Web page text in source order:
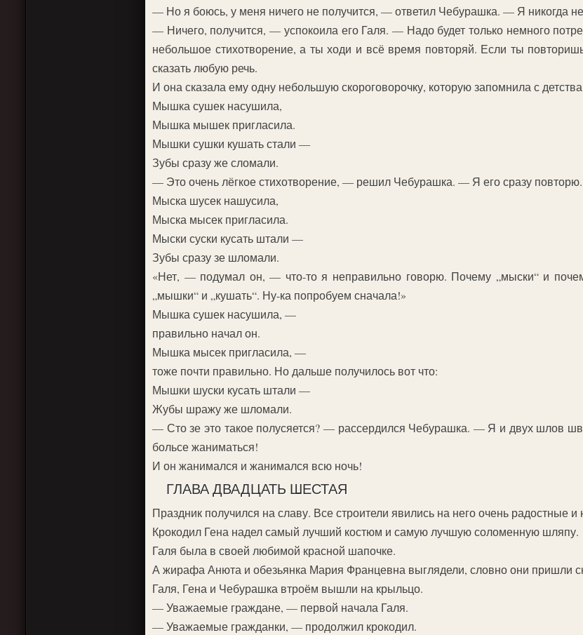
— Но я боюсь, у меня ничего не получится, — ответил Чебурашка. — Я никогда
— Ничего, получится, — успокоила его Галя. — Надо будет только немного
небольшое стихотворение, а ты ходи и всё время повторяй. Если ты
сказать любую речь.
И она сказала ему одну небольшую скороговорочку, которую запомнила с
Мышка сушек насушила,
Мышка мышек пригласила.
Мышки сушки кушать стали —
Зубы сразу же сломали.
— Это очень лёгкое стихотворение, — решил Чебурашка. — Я его сразу
Мыска шусек нашусила,
Мыска мысек пригласила.
Мыски суски кусать штали —
Зубы сразу зе шломали.
«Нет, — подумал он, — что-то я неправильно говорю. Почему „мыски“ и
„мышки“ и „кушать“. Ну-ка попробуем сначала!»
Мышка сушек насушила, —
правильно начал он.
Мышка мысек пригласила, —
тоже почти правильно. Но дальше получилось вот что:
Мышки шуски кусать штали —
Жубы шражу же шломали.
— Сто зе это такое полусяется? — рассердился Чебурашка. — Я и двух шлов
больсе жаниматься!
И он жанимался и жанимался всю ночь!
ГЛАВА ДВАДЦАТЬ ШЕСТАЯ
Праздник получился на славу. Все строители явились на него очень радостные
Крокодил Гена надел самый лучший костюм и самую лучшую соломенную шляпу.
Галя была в своей любимой красной шапочке.
А жирафа Анюта и обезьянка Мария Францевна выглядели, словно они пришли
Галя, Гена и Чебурашка втроём вышли на крыльцо.
— Уважаемые граждане, — первой начала Галя.
— Уважаемые гражданки, — продолжил крокодил.